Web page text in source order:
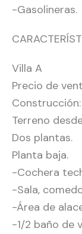
-Gasolineras.
Villa A
Precio de
Construcción:
Terreno
Dos plantas.
Planta baja.
-Cochera
-Sala,
-Área de
-1/2 baño de